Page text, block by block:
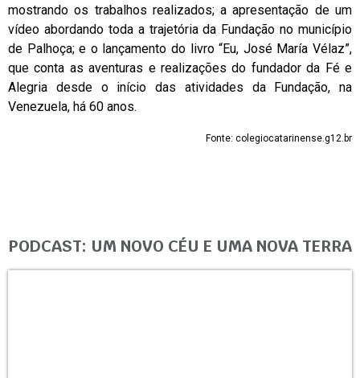
mostrando os trabalhos realizados; a apresentação de um
vídeo abordando toda a trajetória da Fundação no município
de Palhoça; e o lançamento do livro “Eu, José María Vélaz”,
que conta as aventuras e realizações do fundador da Fé e
Alegria desde o início das atividades da Fundação, na
Venezuela, há 60 anos.
Fonte: colegiocatarinense.g12.br
PODCAST: UM NOVO CÉU E UMA NOVA TERRA